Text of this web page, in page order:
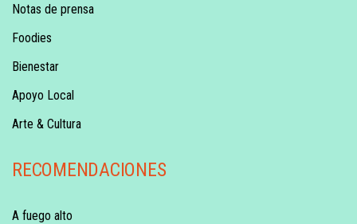
Notas de prensa
Foodies
Bienestar
Apoyo Local
Arte & Cultura
RECOMENDACIONES
A fuego alto